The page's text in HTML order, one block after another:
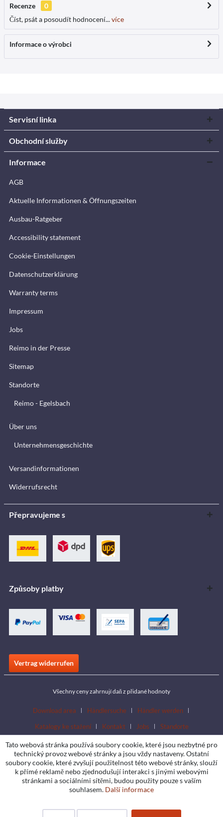
Recenze
0
Číst, psát a posoudít hodnocení...více
Informace o výrobci
Servisní linka
Obchodní služby
Informace
AGB
Aktuelle Informationen & Öffnungszeiten
Ausbau-Ratgeber
Accessibility statement
Cookie-Einstellungen
Datenschutzerklärung
Warranty terms
Impressum
Jobs
Reimo in der Presse
Sitemap
Standorte
Reimo - Egelsbach
Über uns
Unternehmensgeschichte
Versandinformationen
Widerrufsrecht
Přepravujeme s
Způsoby platby
Vertrag widerrufen
Všechny ceny zahrnují daň z přidané hodnoty
Download area Händlersuche
Händler werden
Katalogy ke stažení
Kontakt Jobs Standorte
Tato webová stránka používá soubory cookie, které jsou nezbytné pro
technický provoz webové stránky a jsou vždy nastaveny. Ostatní
soubory cookie, které zvyšují použitelnost této webové stránky, slouží
k přímé reklamě nebo zjednodušují interakci s jinými webovými
stránkami a sociálními sítěmi, budou použity pouze s vaším
souhlasem. Další informace